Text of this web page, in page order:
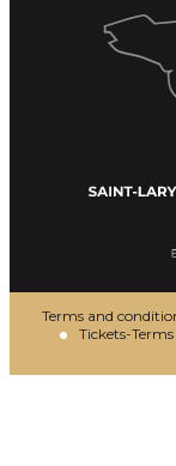
Terms and
Tickets-